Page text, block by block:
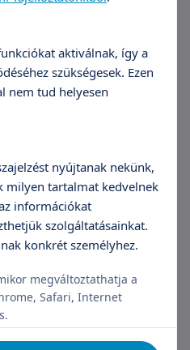
problémák esetén egész
vérnyomását, mobil műszerrel.
minden szempontból
és ne változtasson a
szokásain sem. A vizsgálat
csatlakozik. A
hogy írjon eseménynaplót,
a vérnyomásával
szédülést, stresszhelyzetet,
aktivitását az
állítja be, a készülék
éjjel pedig 30
az adatokat a
segítségével
aktiválnak, így a
szükségesek. Ezen
nem tud helyesen
nyújtanak nekünk,
milyen tartalmat kedvelnek
információkat
szolgáltatásainkat.
konkrét személyhez.
megváltoztathatja a
Safari, Internet